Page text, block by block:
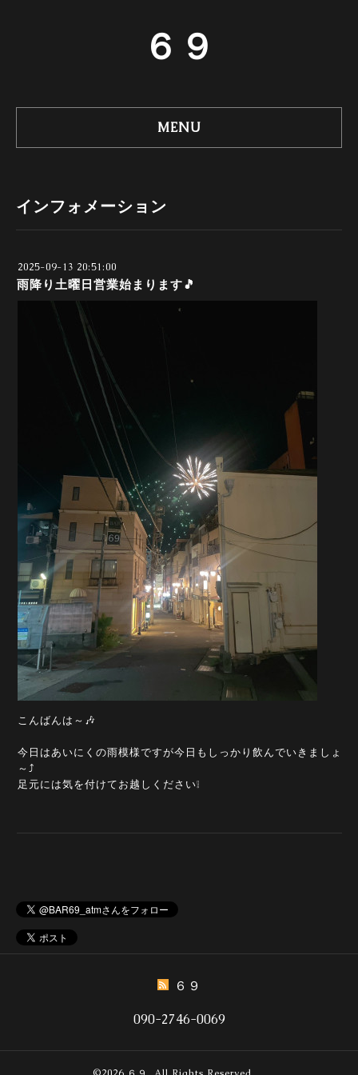
６９
MENU
インフォメーション
2025-09-13 20:51:00
雨降り土曜日営業始まります🎵
こんばんは～🎶
今日はあいにくの雨模様ですが今日もしっかり飲んでいきましょ
～⤴️
足元には気を付けてお越しください❕
６９
090-2746-0069